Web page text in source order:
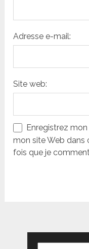
Adresse e-mail:
Site web:
Enregistrez
mon site Web dans
fois que je